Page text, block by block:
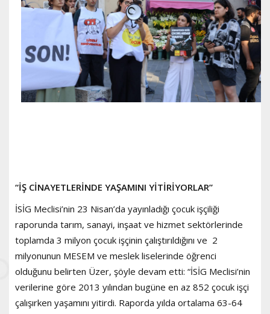
“İŞ CİNAYETLERİNDE YAŞAMINI YİTİRİYORLAR”
İSİG Meclisi’nin 23 Nisan’da yayınladığı çocuk işçiliği
raporunda tarım, sanayi, inşaat ve hizmet sektörlerinde
toplamda 3 milyon çocuk işçinin çalıştırıldığını ve 2
milyonunun MESEM ve meslek liselerinde öğrenci
olduğunu belirten Üzer, şöyle devam etti: “İSİG Meclisi’nin
verilerine göre 2013 yılından bugüne en az 852 çocuk işçi
çalışırken yaşamını yitirdi. Raporda yılda ortalama 63-64